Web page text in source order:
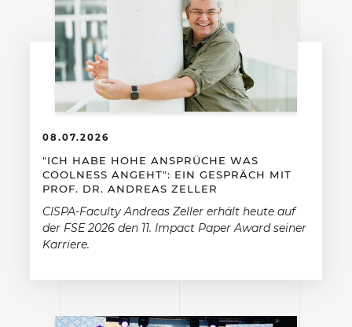
08.07.2026
"ICH HABE HOHE ANSPRÜCHE WAS
COOLNESS ANGEHT": EIN GESPRÄCH MIT
PROF. DR. ANDREAS ZELLER
CISPA-Faculty Andreas Zeller erhält heute auf
der FSE 2026 den 11. Impact Paper Award seiner
Karriere.